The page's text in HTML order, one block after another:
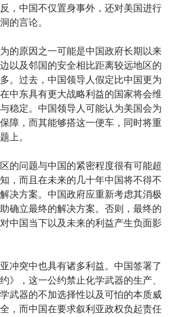
，中国不仅置身事外，还对美国进行
的言论。
的原因之一可能是中国政府长期以来
以及邻国的安全相比距离较远地区的
。过去，中国领导人假定比中国更为
中东具有更大战略利益的国家将会维
稳定。中国领导人可能认为美国会为
障，而其能够搭这一便车，同时将重
上。
的问题与中国的紧密程度很有可能超
，而且在未来的几十年中国将不得不
决方案。中国政府应重新考虑其消极
确立最终的解决方案。否则，最终的
中国当下以及未来的利益产生负面影
冲突中也具有诸多利益。中国签署了
》，这一公约禁止化学武器的生产、
武器的不加选择性以及可怕的本质威
，而中国在要求叙利亚政权负起责任